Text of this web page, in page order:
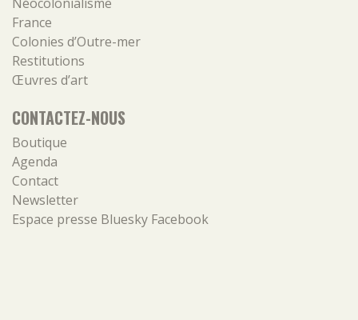
France
Colonies d’Outre-mer
Restitutions
Œuvres d’art
CONTACTEZ-NOUS
Boutique
Agenda
Contact
Newsletter
Espace presse Bluesky Facebook